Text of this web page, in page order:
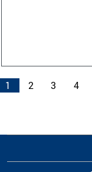
1 2 3 4